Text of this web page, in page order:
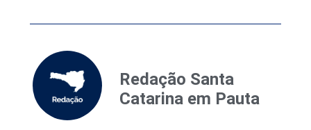
Redação Santa
Catarina em Pauta